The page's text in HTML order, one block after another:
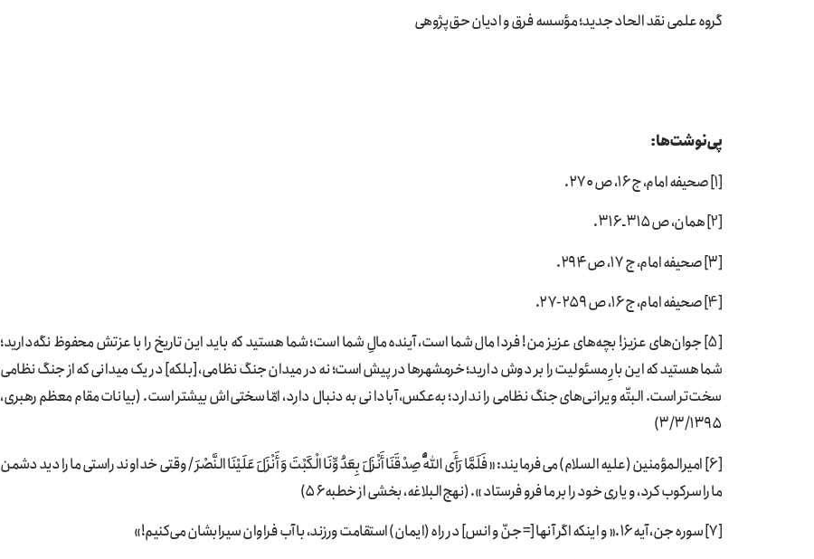
گروه علمی نقد الحاد جدید؛ مؤسسه فرق و ادیان حق‌پژوهی
پی‌نوشت‌ها:
[1] صحیفه امام، ج ۱۶، ص ۲۷۰.
[2] همان، ص ۳۱۵ ـ ۳۱۶.
[3] صحیفه امام، ج ۱۷، ص ۲۹۴.
[4] صحیفه امام، ج ۱۶، ص ۲۵۹-۲۷.
[5] جوان‌های عزیز! بچه‌های عزیز من! فردا مال شما است، آینده مالِ شما است؛ شما هستید که باید این تاریخ را با عزتش محفوظ نگه‌دارید؛
شما هستید که این بارِ مسئولیت را بر دوش دارید؛ خرمشهرها در پیش است؛ نه در میدان جنگ نظامی، [بلکه‌] در یک میدانی که از جنگ نظامی
سخت‌تر است. البتّه ویرانی‌های جنگ نظامی را ندارد؛ به‌عکس، آبادانی به دنبال دارد، امّا سختی‌اش بیشتر است. (بیانات مقام معظم رهبری،
۳/۳/۱۳۹۵)
[6] امیرالمؤمنین (علیه السلام) می‌فرمایند: «فَلَمَّا رَأَی اللَّهُ صِدْقَنَا أَنْزَلَ بِعَدُوِّنَا الْکَبْتَ وَ أَنْزَلَ عَلَیْنَا النَّصْرَ / وقتی خداوند راستى ما را ديد دشمن
ما را سركوب كرد، و يارى خود را بر ما فرو فرستاد ». (نهج‌البلاغه، بخشی از خطبه ۵۶)
[7] سوره جن، آیه ۱۶.« و اینکه اگر آنها [= جنّ و انس‌] در راه (ایمان) استقامت ورزند، با آب فراوان سیرابشان می‌کنیم!»